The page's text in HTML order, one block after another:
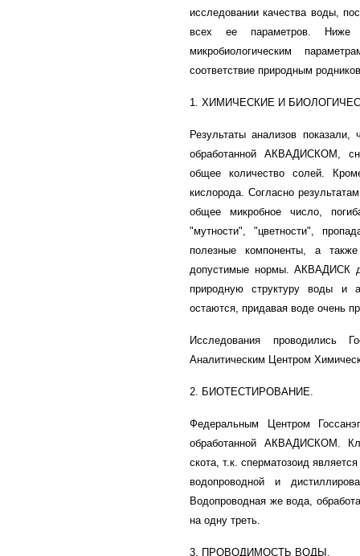
исследовании качества воды,
всех ее параметров. Ниже
микробиологическим
соответствие природным
1. ХИМИЧЕСКИЕ И
Результаты анализов
обработанной АКВАДИСКОМ,
общее количество солей.
кислорода. Согласно
общее микробное число,
"мутности", "цветности",
полезные компоненты, а
допустимые нормы. АКВАДИСК
природную структуру воды и
остаются, придавая воде очень
Исследования проводились
Аналитическим Центром
2. БИОТЕСТИРОВАНИЕ.
Федеральным Центром
обработанной АКВАДИСКОМ.
скота, т.к. сперматозоид
водопроводной и
Водопроводная же вода,
на одну треть.
3. ПРОВОДИМОСТЬ ВОДЫ.